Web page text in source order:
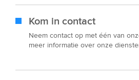
Kom in contact
Neem contact op met één van
meer informatie over onze